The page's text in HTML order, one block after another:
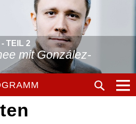
TEIL 2
mit González-